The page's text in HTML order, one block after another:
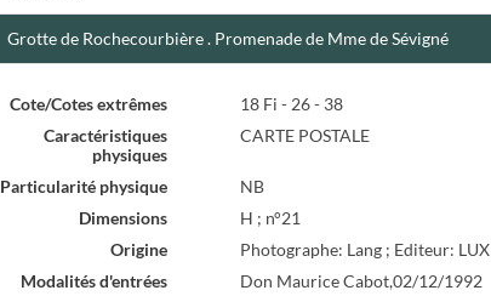
Grotte de Rochecourbière . Promenade de Mme de Sévigné
Cote/Cotes extrêmes
18 Fi - 26 - 38
Caractéristiques
physiques
CARTE POSTALE
Particularité physique
NB
Dimensions
H ; n°21
Origine
Photographe: Lang ; Editeur: LUX
Modalités d'entrées
Don Maurice Cabot,02/12/1992